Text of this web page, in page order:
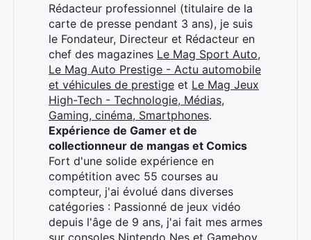
Rédacteur professionnel (titulaire de la
carte de presse pendant 3 ans), je suis
le Fondateur, Directeur et Rédacteur en
chef des magazines Le Mag Sport Auto,
Le Mag Auto Prestige - Actu automobile
et véhicules de prestige et Le Mag Jeux
High-Tech - Technologie, Médias,
Gaming, cinéma, Smartphones.
Expérience de Gamer et de
collectionneur de mangas et Comics
Fort d'une solide expérience en
compétition avec 55 courses au
compteur, j'ai évolué dans diverses
catégories : Passionné de jeux vidéo
depuis l'âge de 9 ans, j'ai fait mes armes
sur consoles Nintendo Nes et Gameboy.